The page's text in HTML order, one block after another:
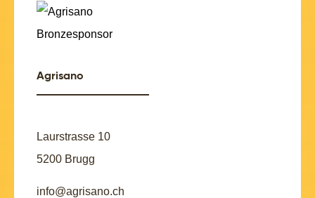
Agrisano
Laurstrasse 10
5200 Brugg
info@agrisano.ch